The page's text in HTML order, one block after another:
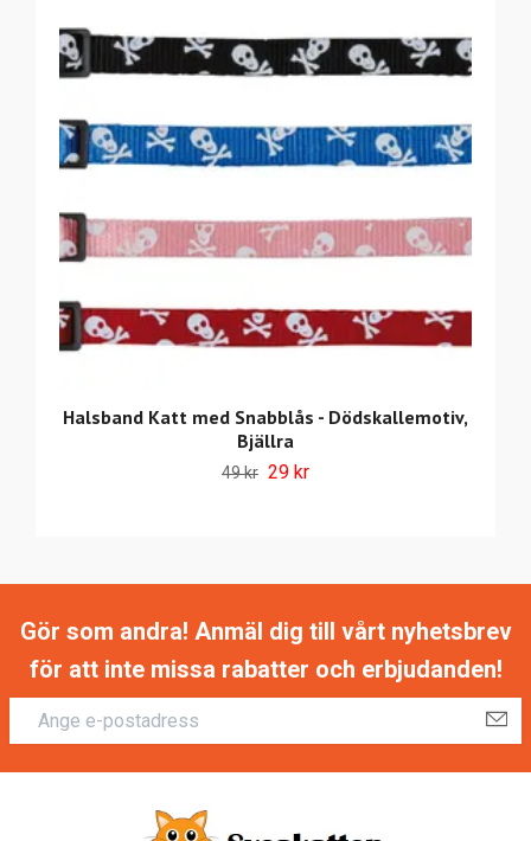
Halsband Katt med Snabblås - Dödskallemotiv,
Bjällra
49 kr 29 kr
Gör som andra! Anmäl dig till vårt nyhetsbrev
för att inte missa rabatter och erbjudanden!